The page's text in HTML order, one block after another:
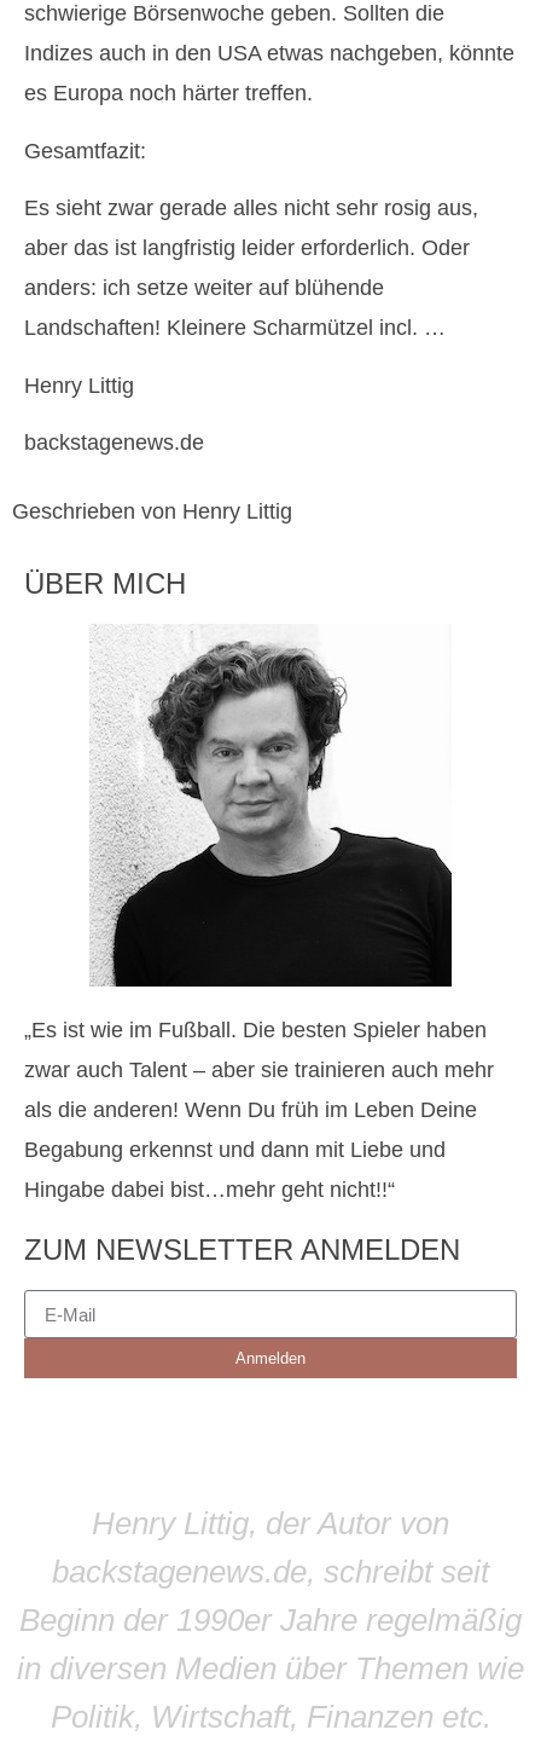
schwierige Börsenwoche geben. Sollten die
Indizes auch in den USA etwas nachgeben, könnte
es Europa noch härter treffen.
Gesamtfazit:
Es sieht zwar gerade alles nicht sehr rosig aus,
aber das ist langfristig leider erforderlich. Oder
anders: ich setze weiter auf blühende
Landschaften! Kleinere Scharmützel incl. …
Henry Littig
backstagenews.de
Geschrieben von Henry Littig
ÜBER MICH
„Es ist wie im Fußball. Die besten Spieler haben
zwar auch Talent – aber sie trainieren auch mehr
als die anderen! Wenn Du früh im Leben Deine
Begabung erkennst und dann mit Liebe und
Hingabe dabei bist…mehr geht nicht!!“
ZUM NEWSLETTER ANMELDEN
Anmelden
Henry Littig, der Autor von
backstagenews.de, schreibt seit
Beginn der 1990er Jahre regelmäßig
in diversen Medien über Themen wie
Politik, Wirtschaft, Finanzen etc.